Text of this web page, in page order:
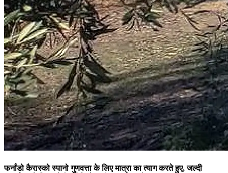
फर्नांडो कैरास्को स्पानो गुणवत्ता के लिए मात्रा का त्याग करते हुए, जल्दी